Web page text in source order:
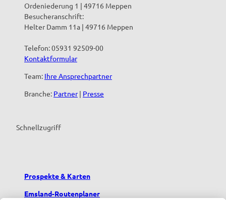
Ordeniederung 1 | 49716 Meppen
Besucheranschrift:
Helter Damm 11a | 49716 Meppen
Telefon: 05931 92509-00
Kontaktformular
Team: Ihre Ansprechpartner
Branche: Partner| Presse
Schnellzugriff
Prospekte & Karten
Emsland-Routenplaner